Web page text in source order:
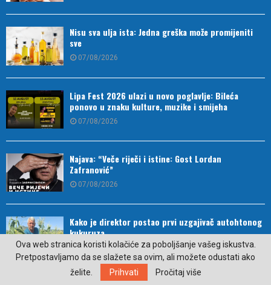
Nisu sva ulja ista: Jedna greška može promijeniti
sve
07/08/2026
Lipa Fest 2026 ulazi u novo poglavlje: Bileća
ponovo u znaku kulture, muzike i smijeha
07/08/2026
Najava: “Veče riječi i istine: Gost Lordan
Zafranović”
07/08/2026
Kako je direktor postao prvi uzgajivač autohtonog
kukuruza
07/08/2026
Ko sve ima pravo na povrat PDV-a za kupovinu
Ova web stranica koristi kolačiće za poboljšanje vašeg iskustva.
Pretpostavljamo da se slažete sa ovim, ali možete odustati ako
želite.
Prihvati Pročitaj više